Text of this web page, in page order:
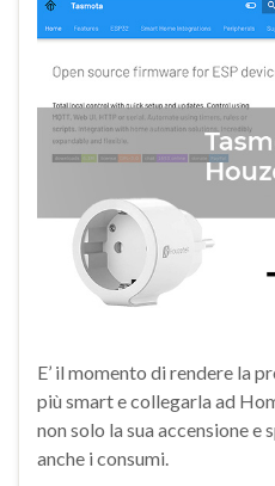
E’ il momento di rendere la
più smart e collegarla ad
non solo la sua accensione
anche i consumi.